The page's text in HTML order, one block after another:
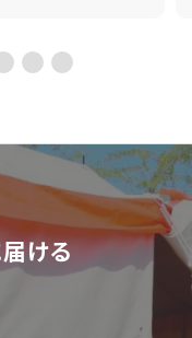
ける